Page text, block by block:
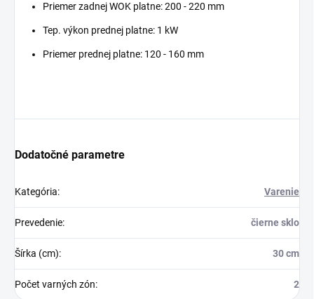
Priemer zadnej WOK platne: 200 - 220 mm
Tep. výkon prednej platne: 1 kW
Priemer prednej platne: 120 - 160 mm
Dodatočné parametre
Kategória: Varenie
Prevedenie: čierne sklo
Šírka (cm): 30 cm
Počet varných zón: 2